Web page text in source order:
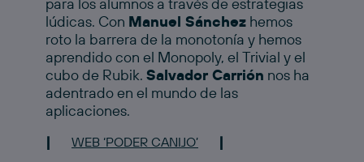
para los alumnos a través de estrategias
lúdicas. Con Manuel Sánchez hemos
roto la barrera de la monotonía y hemos
aprendido con el Monopoly, el Trivial y el
cubo de Rubik. Salvador Carrión nos ha
adentrado en el mundo de las
aplicaciones.
| WEB ‘PODER CANIJO’ |